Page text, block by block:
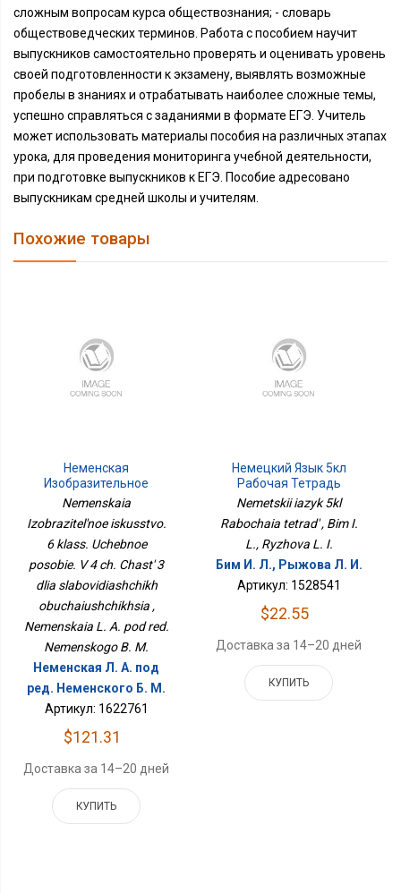
сложным вопросам курса обществознания; - словарь
обществоведческих терминов. Работа с пособием научит
выпускников самостоятельно проверять и оценивать уровень
своей подготовленности к экзамену, выявлять возможные
пробелы в знаниях и отрабатывать наиболее сложные темы,
успешно справляться с заданиями в формате ЕГЭ. Учитель
может использовать материалы пособия на различных этапах
урока, для проведения мониторинга учебной деятельности,
при подготовке выпускников к ЕГЭ. Пособие адресовано
выпускникам средней школы и учителям.
Похожие товары
Неменская
Изобразительное
Искусство. 6 Класс.
Часть 3 Для
Слабовидящих
Обучающихся
Nemenskaia
Izobrazitel'noe iskusstvo.
6 klass. Uchebnoe
posobie. V 4 ch. Chast' 3
dlia slabovidiashchikh
obuchaiushchikhsia ,
Nemenskaia L. A. pod red.
Nemenskogo B. M.
Неменская Л. А. под
ред. Неменского Б. М.
Артикул: 1622761
$121.31
Доставка за 14–20 дней
КУПИТЬ
Немецкий Язык 5кл
Рабочая Тетрадь
Nemetskii iazyk 5kl
Rabochaia tetrad' , Bim I.
L., Ryzhova L. I.
Бим И. Л., Рыжова Л. И.
Артикул: 1528541
$22.55
Доставка за 14–20 дней
КУПИТЬ